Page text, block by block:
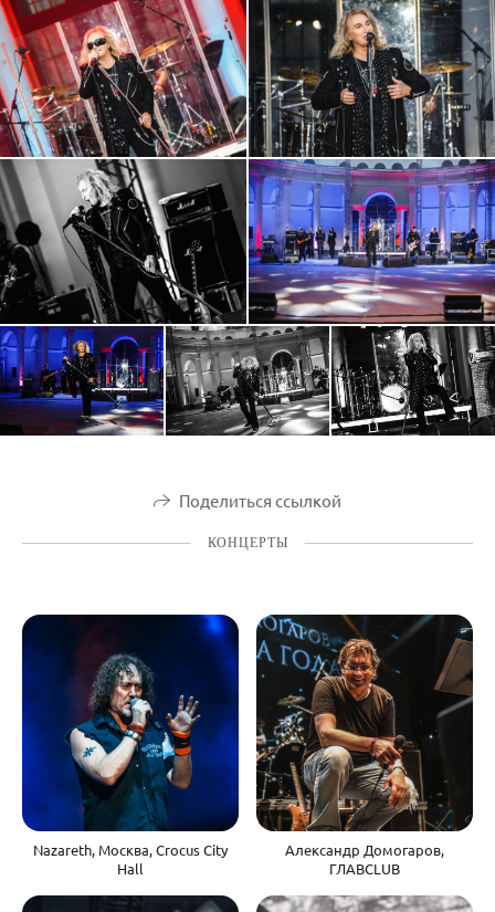
Поделиться ссылкой
КОНЦЕРТЫ
Nazareth, Москва, Crocus City
Hall
Александр Домогаров,
ГЛАВCLUB